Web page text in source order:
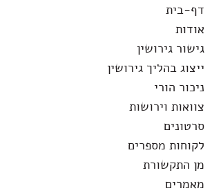
לדלג
לתוכן
דף-בית
אודות
גישור גירושין
ייצוג בהליך גירושין
ניכור הורי
צוואות וירושות
סרטונים
לקוחות מספרים
מן התקשורת
מאמרים
חיפוש: